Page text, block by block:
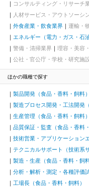
コンサルティング・リサーチ
人材サービス・アウトソーシ
外食産業・飲食業界
運輸・
エネルギー（電力・ガス・石
警備・清掃業界
理容・美容
公社・官公庁・学校・研究施
ほかの職種で探す
製品開発（食品・香料・飼料）
製造プロセス開発・工法開発
生産管理（食品・香料・飼料）
品質保証・監査（食品・香料
技術営業・アプリケーション
テクニカルサポート（技術系
製造・生産（食品・香料・飼料
分析・解析・測定・各種評価
工場長（食品・香料・飼料）